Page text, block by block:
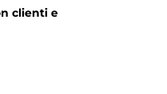
clienti e